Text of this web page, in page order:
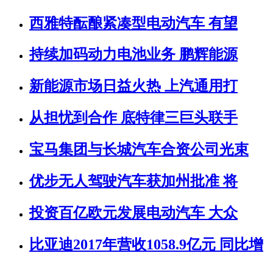
西雅特酝酿紧凑型电动汽车 有望
持续加码动力电池业务 鹏辉能源
新能源市场日益火热 上汽通用打
从担忧到合作 底特律三巨头联手
宝马集团与长城汽车合资公司光束
优步无人驾驶汽车获加州批准 将
投资百亿欧元发展电动汽车 大众
比亚迪2017年营收1058.9亿元 同比增